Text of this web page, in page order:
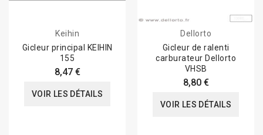
Keihin
Gicleur principal KEIHIN
155
8,47 €
VOIR LES DÉTAILS
Dellorto
Gicleur de ralenti
carburateur Dellorto
VHSB
8,80 €
VOIR LES DÉTAILS